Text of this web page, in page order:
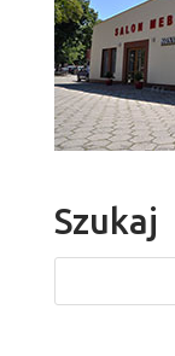
Szukaj